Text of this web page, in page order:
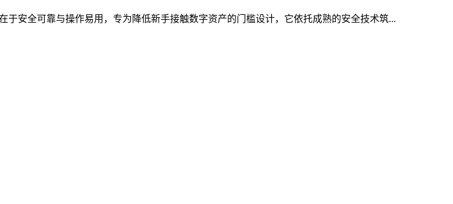
于安全可靠与操作易用，专为降低新手接触数字资产的门槛设计，它依托成熟的安全技术筑...